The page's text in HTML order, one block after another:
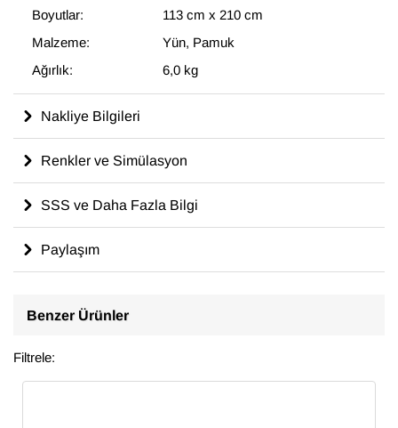
ile dokunmuştur.
Boyutlar:
113 cm x 210 cm
Malzeme:
Yün, Pamuk
Ağırlık:
6,0 kg
Nakliye Bilgileri
Renkler ve Simülasyon
SSS ve Daha Fazla Bilgi
Paylaşım
Benzer Ürünler
Filtrele: